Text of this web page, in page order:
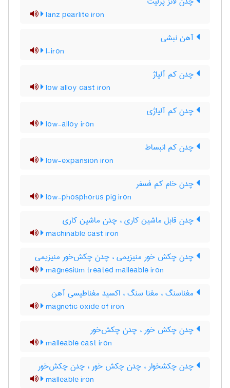
lanz pearlite iron
آهن نبشی
l-iron
چدن کم آلیاژ
low alloy cast iron
چدن کم آلیاژی
low-alloy iron
چدن کم انبساط
low-expansion iron
چدن خام کم فسفر
low-phosphorus pig iron
چدن قابل ماشین کاری ، چدن ماشین کاری
machinable cast iron
چدن چکش خور منیزیمی ، چدن چکش‌خور منیزیمی
magnesium treated malleable iron
مغناسنگ ، مغنا سنگ ، اکسید مغناطیسی آهن
magnetic oxide of iron
چدن چکش خور ، چدن چکش‌خور
malleable cast iron
چدن چکشخوار ، چدن چکش خور ، چدن چکش‌خور
malleable iron